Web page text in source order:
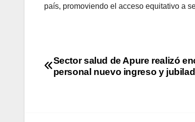
país, promoviendo el acceso equitativo a
Sector salud de Apure realizó
personal nuevo ingreso y